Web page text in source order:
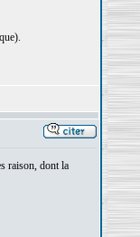
raison, dont la